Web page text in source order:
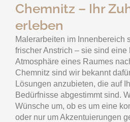
Chemnitz – Ihr
erleben
Malerarbeiten im Innenbereich
frischer Anstrich – sie sind eine
Atmosphäre eines Raumes
Chemnitz sind wir bekannt
Lösungen anzubieten, die auf
Bedürfnisse abgestimmt sind.
Wünsche um, ob es um eine
oder nur um Akzentuierungen